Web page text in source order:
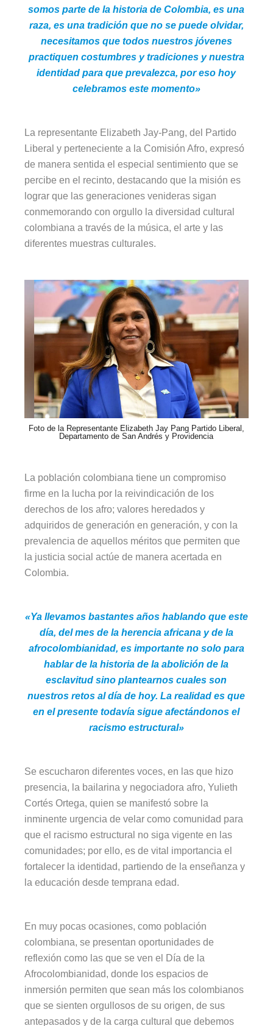
somos parte de la historia de Colombia, es una
raza, es una tradición que no se puede olvidar,
necesitamos que todos nuestros jóvenes
practiquen costumbres y tradiciones y nuestra
identidad para que prevalezca, por eso hoy
celebramos este momento»
La representante Elizabeth Jay-Pang, del Partido
Liberal y perteneciente a la Comisión Afro, expresó
de manera sentida el especial sentimiento que se
percibe en el recinto, destacando que la misión es
lograr que las generaciones venideras sigan
conmemorando con orgullo la diversidad cultural
colombiana a través de la música, el arte y las
diferentes muestras culturales.
Foto de la Representante Elizabeth Jay Pang Partido Liberal,
Departamento de San Andrés y Providencia
La población colombiana tiene un compromiso
firme en la lucha por la reivindicación de los
derechos de los afro; valores heredados y
adquiridos de generación en generación, y con la
prevalencia de aquellos méritos que permiten que
la justicia social actúe de manera acertada en
Colombia.
«Ya llevamos bastantes años hablando que este
día, del mes de la herencia africana y de la
afrocolombianidad, es importante no solo para
hablar de la historia de la abolición de la
esclavitud sino plantearnos cuales son
nuestros retos al día de hoy. La realidad es que
en el presente todavía sigue afectándonos el
racismo estructural»
Se escucharon diferentes voces, en las que hizo
presencia, la bailarina y negociadora afro, Yulieth
Cortés Ortega, quien se manifestó sobre la
inminente urgencia de velar como comunidad para
que el racismo estructural no siga vigente en las
comunidades; por ello, es de vital importancia el
fortalecer la identidad, partiendo de la enseñanza y
la educación desde temprana edad.
En muy pocas ocasiones, como población
colombiana, se presentan oportunidades de
reflexión como las que se ven el Día de la
Afrocolombianidad, donde los espacios de
inmersión permiten que sean más los colombianos
que se sienten orgullosos de su origen, de sus
antepasados y de la carga cultural que debemos